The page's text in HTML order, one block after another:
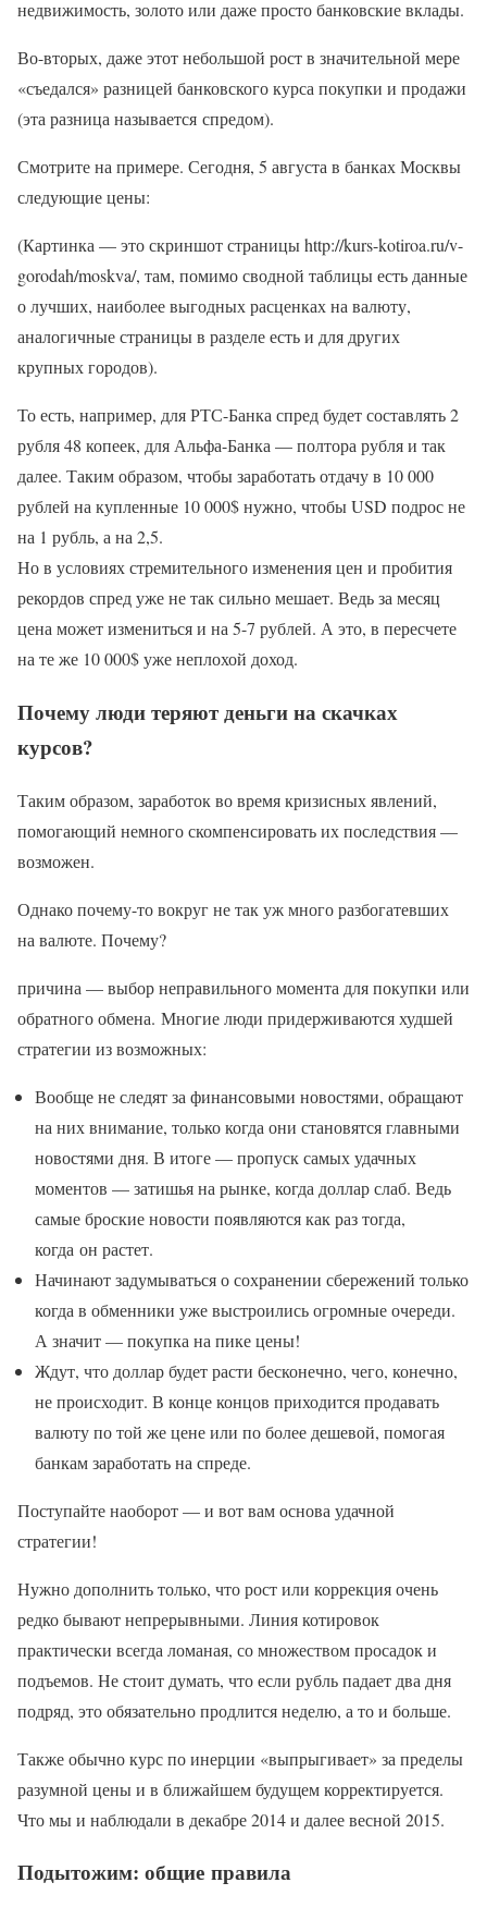
недвижимость, золото или даже просто банковские вклады.
Во-вторых, даже этот небольшой рост в значительной мере
«съедался» разницей банковского курса покупки и продажи
(эта разница называется спредом).
Смотрите на примере. Сегодня, 5 августа в банках Москвы
следующие цены:
(Картинка — это скриншот страницы http://kurs-kotiroa.ru/v-
gorodah/moskva/, там, помимо сводной таблицы есть данные
о лучших, наиболее выгодных расценках на валюту,
аналогичные страницы в разделе есть и для других
крупных городов).
То есть, например, для РТС-Банка спред будет составлять 2
рубля 48 копеек, для Альфа-Банка — полтора рубля и так
далее. Таким образом, чтобы заработать отдачу в 10 000
рублей на купленные 10 000$ нужно, чтобы USD подрос не
на 1 рубль, а на 2,5.
Но в условиях стремительного изменения цен и пробития
рекордов спред уже не так сильно мешает. Ведь за месяц
цена может измениться и на 5-7 рублей. А это, в пересчете
на те же 10 000$ уже неплохой доход.
Почему люди теряют деньги на скачках
курсов?
Таким образом, заработок во время кризисных явлений,
помогающий немного скомпенсировать их последствия —
возможен.
Однако почему-то вокруг не так уж много разбогатевших
на валюте. Почему?
причина — выбор неправильного момента для покупки или
обратного обмена. Многие люди придерживаются худшей
стратегии из возможных:
Вообще не следят за финансовыми новостями, обращают
на них внимание, только когда они становятся главными
новостями дня. В итоге — пропуск самых удачных
моментов — затишья на рынке, когда доллар слаб. Ведь
самые броские новости появляются как раз тогда,
когда он растет.
Начинают задумываться о сохранении сбережений только
когда в обменники уже выстроились огромные очереди.
А значит — покупка на пике цены!
Ждут, что доллар будет расти бесконечно, чего, конечно,
не происходит. В конце концов приходится продавать
валюту по той же цене или по более дешевой, помогая
банкам заработать на спреде.
Поступайте наоборот — и вот вам основа удачной
стратегии!
Нужно дополнить только, что рост или коррекция очень
редко бывают непрерывными. Линия котировок
практически всегда ломаная, со множеством просадок и
подъемов. Не стоит думать, что если рубль падает два дня
подряд, это обязательно продлится неделю, а то и больше.
Также обычно курс по инерции «выпрыгивает» за пределы
разумной цены и в ближайшем будущем корректируется.
Что мы и наблюдали в декабре 2014 и далее весной 2015.
Подытожим: общие правила